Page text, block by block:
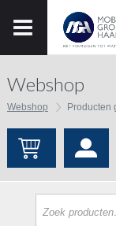
Webshop
Webshop Producten